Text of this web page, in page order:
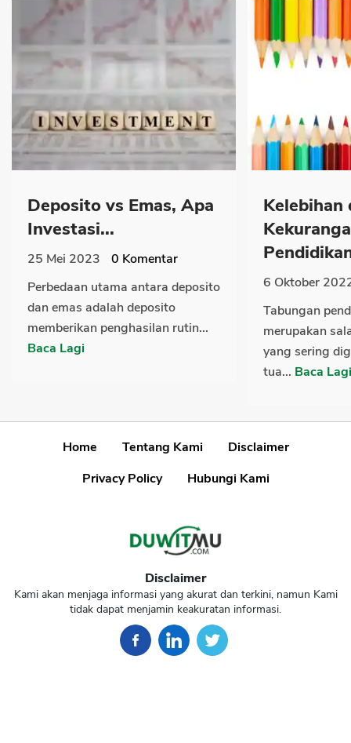
Deposito vs Emas, Apa
Investasi...
25 Mei 2023 0 Komentar
Perbedaan utama antara deposito
dan emas adalah deposito
memberikan penghasilan rutin...
Baca Lagi
Kelebihan
6 Oktober
Tabungan
merupakan
yang sering
tua... Baca Lagi
Home Tentang Kami
Disclaimer
Privacy Policy
Hubungi Kami
Disclaimer
Kami akan menjaga informasi yang akurat dan terkini, namun Kami
tidak dapat menjamin keakuratan informasi.